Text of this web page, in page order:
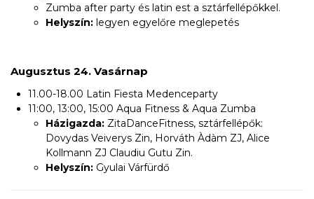
Zumba after party és latin est a sztárfellépőkkel.
Helyszín: legyen egyelőre meglepetés
Augusztus 24. Vasárnap
11.00-18.00 Latin Fiesta Medenceparty
11:00, 13:00, 15:00 Aqua Fitness & Aqua Zumba
Házigazda: ZitaDanceFitness, sztárfellépők:
Dovydas Veiverys Zin, Horváth Àdàm ZJ, Alice
Kollmann ZJ Claudiu Gutu Zin.
Helyszín: Gyulai Várfürdő